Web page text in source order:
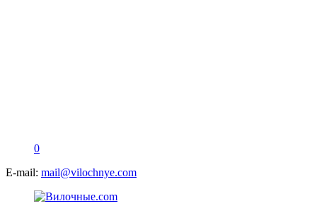
0
E-mail: mail@vilochnye.com